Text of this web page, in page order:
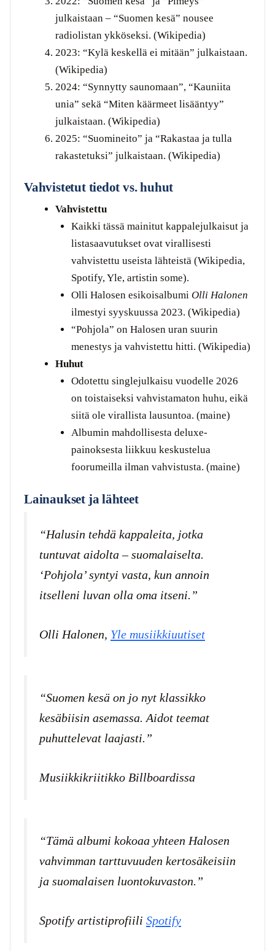
julkaistaan – “Suomen kesä” nousee
radiolistan ykköseksi. (Wikipedia)
2023: “Kylä keskellä ei mitään” julkaistaan.
(Wikipedia)
2024: “Synnytty saunomaan”, “Kauniita
unia” sekä “Miten käärmeet lisääntyy”
julkaistaan. (Wikipedia)
2025: “Suomineito” ja “Rakastaa ja tulla
rakastetuksi” julkaistaan. (Wikipedia)
Vahvistetut tiedot vs. huhut
Vahvistettu
Kaikki tässä mainitut kappalejulkaisut ja
listasaavutukset ovat virallisesti
vahvistettu useista lähteistä (Wikipedia,
Spotify, Yle, artistin some).
Olli Halosen esikoisalbumi Olli Halonen
ilmestyi syyskuussa 2023. (Wikipedia)
“Pohjola” on Halosen uran suurin
menestys ja vahvistettu hitti. (Wikipedia)
Huhut
Odotettu singlejulkaisu vuodelle 2026
on toistaiseksi vahvistamaton huhu, eikä
siitä ole virallista lausuntoa. (maine)
Albumin mahdollisesta deluxe-
painoksesta liikkuu keskustelua
foorumeilla ilman vahvistusta. (maine)
Lainaukset ja lähteet
“Halusin tehdä kappaleita, jotka
tuntuvat aidolta – suomalaiselta.
‘Pohjola’ syntyi vasta, kun annoin
itselleni luvan olla oma itseni.”
Olli Halonen, Yle musiikkiuutiset
“Suomen kesä on jo nyt klassikko
kesäbiisin asemassa. Aidot teemat
puhuttelevat laajasti.”
Musiikkikriitikko Billboardissa
“Tämä albumi kokoaa yhteen Halosen
vahvimman tarttuvuuden kertosäkeisiin
ja suomalaisen luontokuvaston.”
Spotify artistiprofiili Spotify